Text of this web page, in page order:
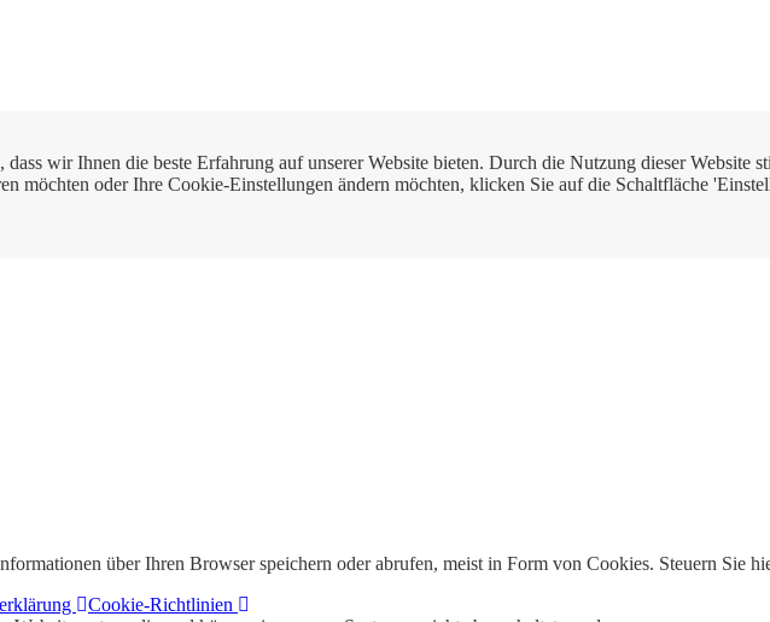
wir Ihnen die beste Erfahrung auf unserer Website bieten. Durch die Nutzung dieser Website
möchten oder Ihre Cookie-Einstellungen ändern möchten, klicken Sie auf die Schaltfläche
über Ihren Browser speichern oder abrufen, meist in Form von Cookies. Steuern Sie
Cookie-Richtlinien